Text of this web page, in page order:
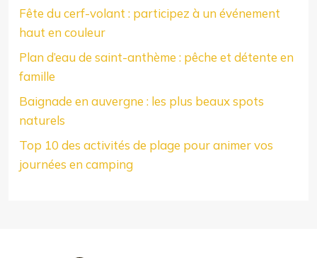
Fête du cerf-volant : participez à un événement
haut en couleur
Plan d’eau de saint-anthème : pêche et détente en
famille
Baignade en auvergne : les plus beaux spots
naturels
Top 10 des activités de plage pour animer vos
journées en camping